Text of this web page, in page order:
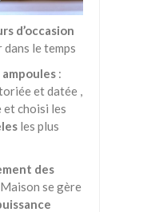
d’occasion
dans le temps
:
et datée ,
choisi les
les plus
des
se gère